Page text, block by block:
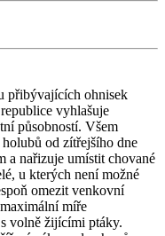
přibývajících ohnisek
vyhlašuje
působností. Všem
od zítřejšího dne
a nařizuje umístit chované
u kterých není možné
omezit venkovní
míře
volně žijícími ptáky.